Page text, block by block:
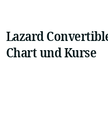
Lazard
Chart und Kurse